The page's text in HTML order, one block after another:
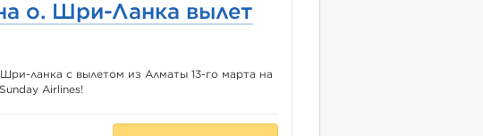
о. Шри-Ланка вылет
ланка с вылетом из Алматы 13-го марта на
Airlines!